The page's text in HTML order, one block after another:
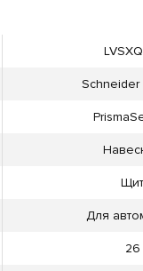
Schneider
Щит
Для
26